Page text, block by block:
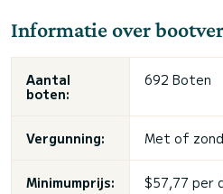
Informatie over
Aantal
boten:
692 Boten
Vergunning: Met of
Minimumprijs: $57,77 per